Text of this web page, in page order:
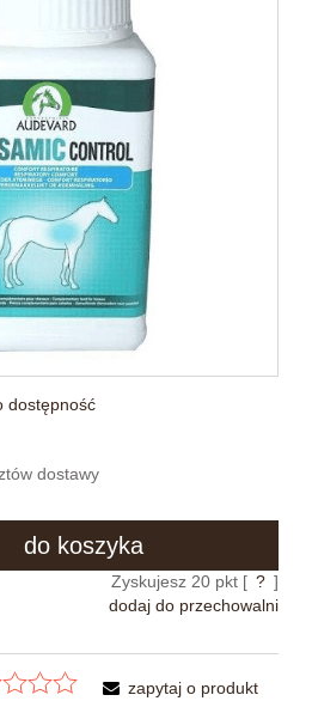
dostępność
dostawy
do koszyka
Zyskujesz 20pkt [ ? ]
dodaj do przechowalni
zapytaj o produkt